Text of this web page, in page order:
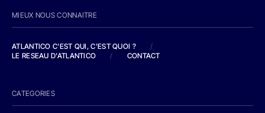
MIEUX NOUS CONNAITRE
ATLANTICO C'EST QUI, C'EST QUOI ?
/
LE RESEAU D'ATLANTICO
/ CONTACT
CATEGORIES